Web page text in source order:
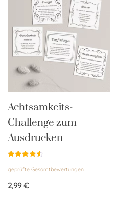
Achtsamkeits-
Challenge zum
Ausdrucken
mit
von 5
geprüfte Gesamtbewertungen
2,99€